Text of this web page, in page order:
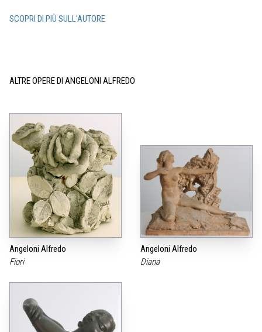
SCOPRI DI PIÙ SULL'AUTORE
ALTRE OPERE DI ANGELONI ALFREDO
Angeloni Alfredo
Fiori
Angeloni Alfredo
Diana